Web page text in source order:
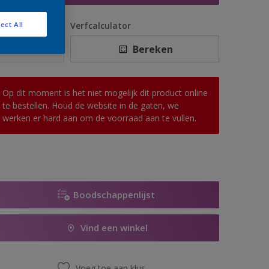
Verfcalculator
Bereken
Op dit moment is het niet mogelijk dit product online
te bestellen. Houd de website in de gaten, we
werken er hard aan om de voorraad aan te vullen.
Boodschappenlijst
Vind een winkel
All